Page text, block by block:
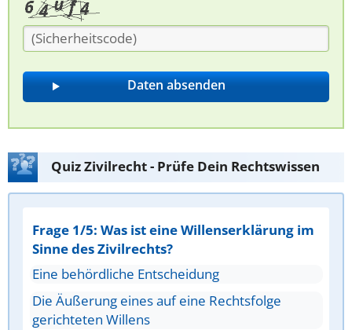
Quiz Zivilrecht - Prüfe Dein Rechtswissen
Frage 1/5: Was ist eine Willenserklärung im
Sinne des Zivilrechts?
Eine behördliche Entscheidung
Die Äußerung eines auf eine Rechtsfolge
gerichteten Willens